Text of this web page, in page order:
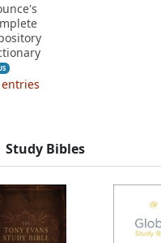
entries
Study Bibles